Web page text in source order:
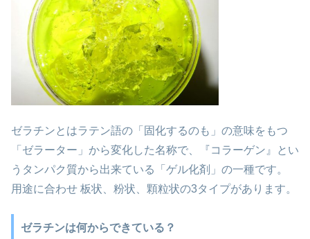
ゼラチンとはラテン語の「固化するのも」の意味をもつ
「ゼラーター」から変化した名称で、『コラーゲン』とい
うタンパク質から出来ている「ゲル化剤」の一種です。
用途に合わせ 板状、粉状、顆粒状の3タイプがあります。
ゼラチンは何からできている？